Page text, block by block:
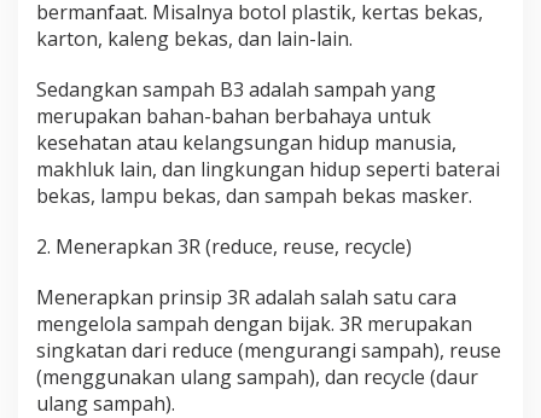
bermanfaat. Misalnya botol plastik, kertas bekas,
karton, kaleng bekas, dan lain-lain.
Sedangkan sampah B3 adalah sampah yang
merupakan bahan-bahan berbahaya untuk
kesehatan atau kelangsungan hidup manusia,
makhluk lain, dan lingkungan hidup seperti baterai
bekas, lampu bekas, dan sampah bekas masker.
2. Menerapkan 3R (reduce, reuse, recycle)
Menerapkan prinsip 3R adalah salah satu cara
mengelola sampah dengan bijak. 3R merupakan
singkatan dari reduce (mengurangi sampah), reuse
(menggunakan ulang sampah), dan recycle (daur
ulang sampah).